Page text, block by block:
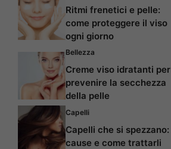
Ritmi frenetici e pelle:
come proteggere il viso
ogni giorno
Bellezza
Creme viso idratanti per
prevenire la secchezza
della pelle
Capelli
Capelli che si spezzano:
cause e come trattarli